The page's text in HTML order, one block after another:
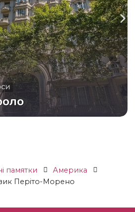
памятки
Америка
Періто-Морено